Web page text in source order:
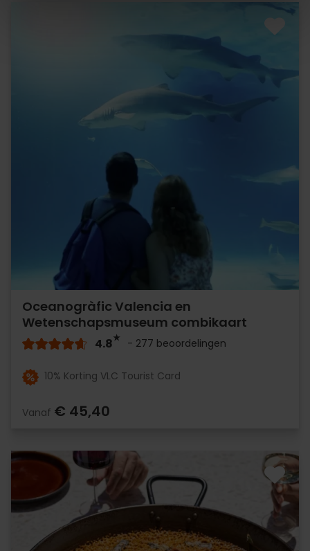
Oceanogràfic Valencia en
Wetenschapsmuseum combikaart
4.8 - 277 beoordelingen
10% Korting VLC Tourist Card
Vanaf € 45,40